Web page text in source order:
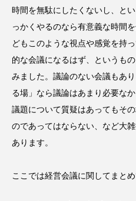
時間を無駄にしたくないし、と
っかくやるのなら有意義な時間
どもこのような視点や感覚を持
的な会議になるはず、というも
みました。議論のない会議もあ
る場」なら議論はあまり必要な
議題について質疑はあってもそ
のであってはならない、など大
あります。
ここでは経営会議に関してまとめ